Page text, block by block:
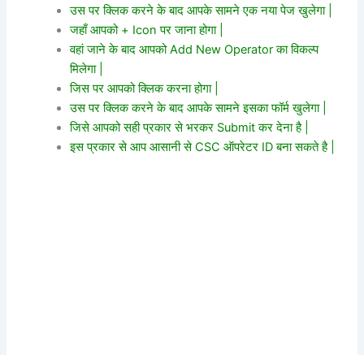
उस पर क्लिक करने के बाद आपके सामने एक नया पेज खुलेगा |
जहाँ आपको + Icon पर जाना होगा |
वहां जाने के बाद आपको Add New Operator का विकल्प
मिलेगा |
जिस पर आपको क्लिक करना होगा |
उस पर क्लिक करने के बाद आपके सामने इसका फॉर्म खुलेगा |
जिसे आपको सही प्रकार से भरकर Submit कर देना है |
इस प्रकार से आप आसानी से CSC ऑपरेटर ID बना सकते है |